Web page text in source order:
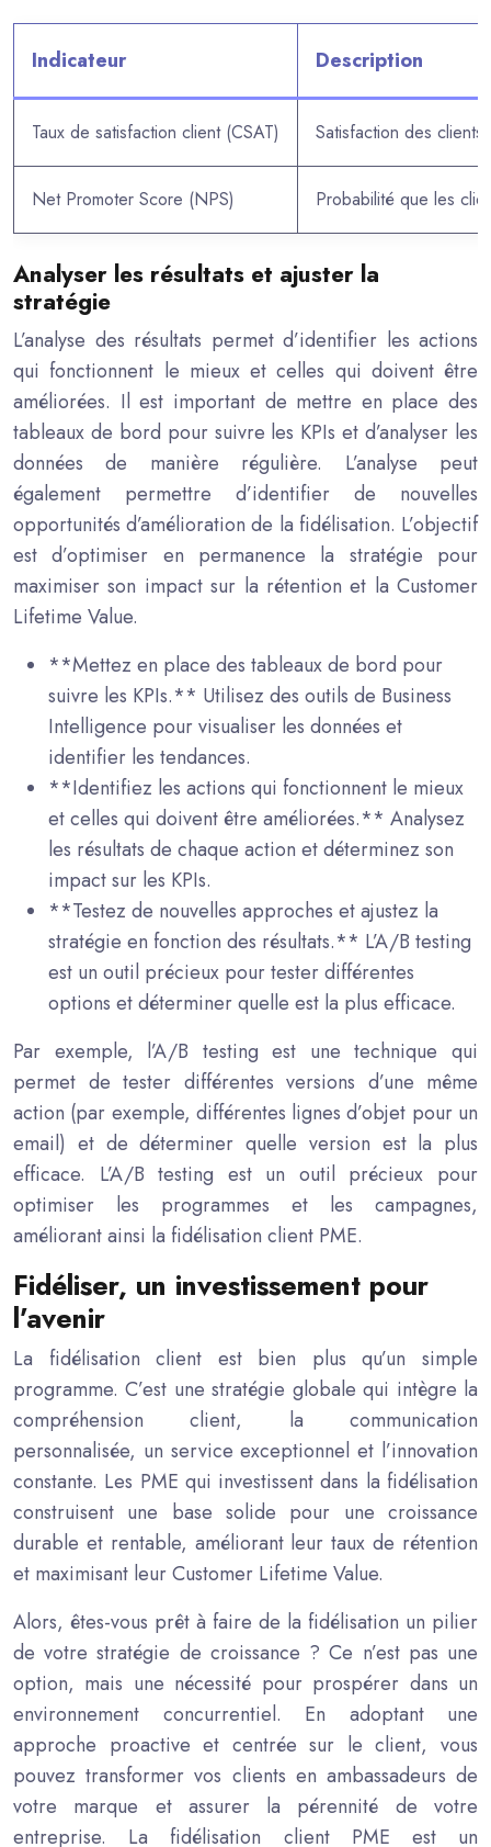
Indicateur Description
Taux de satisfaction client (CSAT) Satisfaction des
Net Promoter Score (NPS) Probabilité que les
Analyser les résultats et ajuster la
stratégie
L’analyse des résultats permet d’identifier les actions
qui fonctionnent le mieux et celles qui doivent être
améliorées. Il est important de mettre en place des
tableaux de bord pour suivre les KPIs et d’analyser les
données de manière régulière. L’analyse peut
également permettre d’identifier de nouvelles
opportunités d’amélioration de la fidélisation. L’objectif
est d’optimiser en permanence la stratégie pour
maximiser son impact sur la rétention et la Customer
Lifetime Value.
**Mettez en place des tableaux de bord pour
suivre les KPIs.** Utilisez des outils de Business
Intelligence pour visualiser les données et
identifier les tendances.
**Identifiez les actions qui fonctionnent le mieux
et celles qui doivent être améliorées.** Analysez
les résultats de chaque action et déterminez son
impact sur les KPIs.
**Testez de nouvelles approches et ajustez la
stratégie en fonction des résultats.** L’A/B testing
est un outil précieux pour tester différentes
options et déterminer quelle est la plus efficace.
Par exemple, l’A/B testing est une technique qui
permet de tester différentes versions d’une même
action (par exemple, différentes lignes d’objet pour un
email) et de déterminer quelle version est la plus
efficace. L’A/B testing est un outil précieux pour
optimiser les programmes et les campagnes,
améliorant ainsi la fidélisation client PME.
Fidéliser, un investissement pour
l’avenir
La fidélisation client est bien plus qu’un simple
programme. C’est une stratégie globale qui intègre la
compréhension client, la communication
personnalisée, un service exceptionnel et l’innovation
constante. Les PME qui investissent dans la fidélisation
construisent une base solide pour une croissance
durable et rentable, améliorant leur taux de rétention
et maximisant leur Customer Lifetime Value.
Alors, êtes-vous prêt à faire de la fidélisation un pilier
de votre stratégie de croissance ? Ce n’est pas une
option, mais une nécessité pour prospérer dans un
environnement concurrentiel. En adoptant une
approche proactive et centrée sur le client, vous
pouvez transformer vos clients en ambassadeurs de
votre marque et assurer la pérennité de votre
entreprise. La fidélisation client PME est un